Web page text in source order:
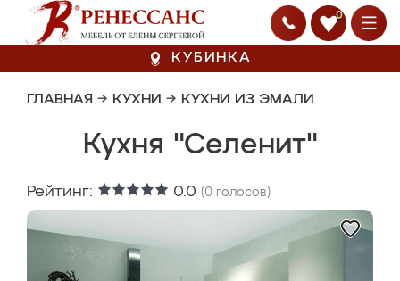
0
КУБИНКА
ГЛАВНАЯ → КУХНИ → КУХНИ ИЗ ЭМАЛИ
Кухня "Селенит"
Рейтинг: 0.0 (0 голосов)